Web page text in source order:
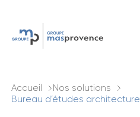
Accueil
Nos solutions
Bureau d’études architecture